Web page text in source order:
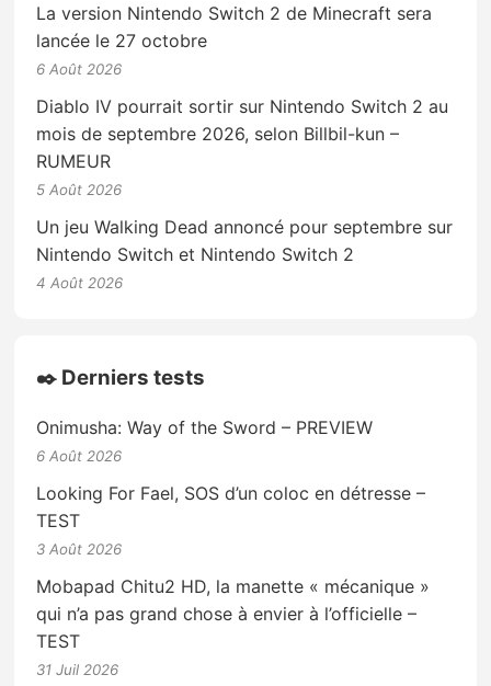
La version Nintendo Switch 2 de Minecraft sera
lancée le 27 octobre
6 Août 2026
Diablo IV pourrait sortir sur Nintendo Switch 2 au
mois de septembre 2026, selon Billbil-kun –
RUMEUR
5 Août 2026
Un jeu Walking Dead annoncé pour septembre sur
Nintendo Switch et Nintendo Switch 2
4 Août 2026
✒️ Derniers tests
Onimusha: Way of the Sword – PREVIEW
6 Août 2026
Looking For Fael, SOS d’un coloc en détresse –
TEST
3 Août 2026
Mobapad Chitu2 HD, la manette « mécanique »
qui n’a pas grand chose à envier à l’officielle –
TEST
31 Juil 2026